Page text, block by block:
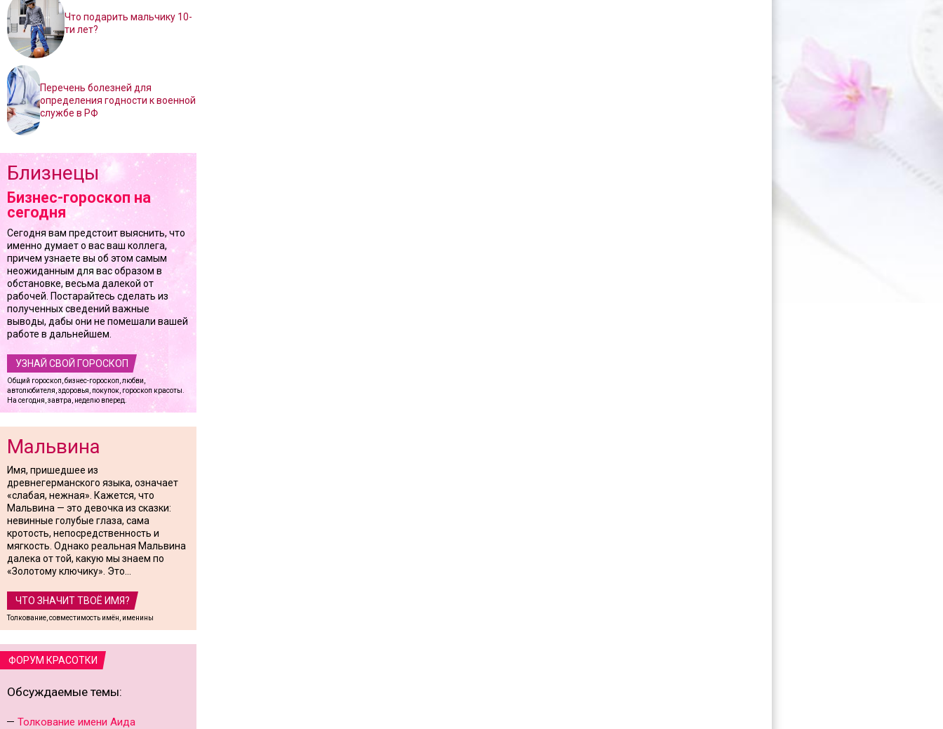
Что подарить мальчику 10-
ти лет?
Перечень болезней для
определения годности к военной
службе в РФ
Близнецы
Бизнес-гороскоп на
сегодня
Сегодня вам предстоит выяснить, что
именно думает о вас ваш коллега,
причем узнаете вы об этом самым
неожиданным для вас образом в
обстановке, весьма далекой от
рабочей. Постарайтесь сделать из
полученных сведений важные
выводы, дабы они не помешали вашей
работе в дальнейшем.
УЗНАЙ СВОЙ ГОРОСКОП
Общий гороскоп, бизнес-гороскоп, любви,
автолюбителя, здоровья, покупок, гороскоп красоты.
На сегодня, завтра, неделю вперед.
Мальвина
Имя, пришедшее из
древнегерманского языка, означает
«слабая, нежная». Кажется, что
Мальвина — это девочка из сказки:
невинные голубые глаза, сама
кротость, непосредственность и
мягкость. Однако реальная Мальвина
далека от той, какую мы знаем по
«Золотому ключику». Это...
ЧТО ЗНАЧИТ ТВОЁ ИМЯ?
Толкование, совместимость имён, именины
ФОРУМ КРАСОТКИ
Обсуждаемые темы:
Толкование имени Аида